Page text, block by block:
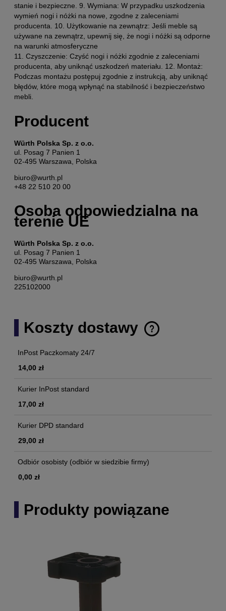
stanie i bezpieczne. 9. Wymiana: W przypadku uszkodzenia
wymień nogi i nóżki na nowe, zgodne z zaleceniami
producenta. 10. Użytkowanie na zewnątrz: Jeśli meble są
używane na zewnątrz, upewnij się, że nogi i nóżki są odporne
na warunki atmosferyczne
11. Czyszczenie: Czyść nogi i nóżki zgodnie z zaleceniami
producenta, aby uniknąć uszkodzeń materiału. 12. Montaż:
Podczas montażu postępuj zgodnie z instrukcją, aby uniknąć
błędów, które mogą wpłynąć na stabilność i bezpieczeństwo
mebli.
Producent
Würth Polska Sp. z o.o.
ul. Posag 7 Panien 1
02-495 Warszawa, Polska
biuro@wurth.pl
+48 22 510 20 00
Osoba odpowiedzialna na
terenie UE
Würth Polska Sp. z o.o.
ul. Posag 7 Panien 1
02-495 Warszawa, Polska
biuro@wurth.pl
225102000
Koszty dostawy
Cena nie zawiera ewentualnych kosztów płatności
InPost Paczkomaty 24/7
14,00 zł
Kurier InPost standard
17,00 zł
Kurier DPD standard
29,00 zł
Odbiór osobisty (odbiór w siedzibie firmy)
0,00 zł
Produkty powiązane